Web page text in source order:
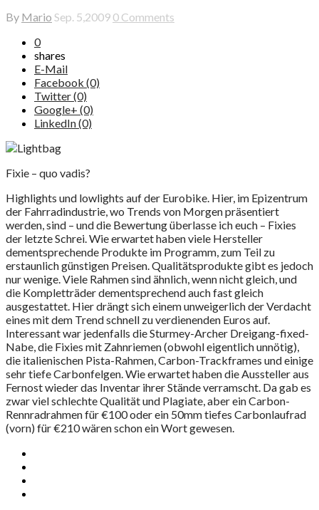
By Mario Sep. 5,2009 0 Comments
0
shares
E-Mail
Facebook (0)
Twitter (0)
Google+ (0)
LinkedIn (0)
Fixie – quo vadis?
Highlights und lowlights auf der Eurobike. Hier, im Epizentrum
der Fahrradindustrie, wo Trends von Morgen präsentiert
werden, sind – und die Bewertung überlasse ich euch – Fixies
der letzte Schrei. Wie erwartet haben viele Hersteller
dementsprechende Produkte im Programm, zum Teil zu
erstaunlich günstigen Preisen. Qualitätsprodukte gibt es jedoch
nur wenige. Viele Rahmen sind ähnlich, wenn nicht gleich, und
die Kompletträder dementsprechend auch fast gleich
ausgestattet. Hier drängt sich einem unweigerlich der Verdacht
eines mit dem Trend schnell zu verdienenden Euros auf.
Interessant war jedenfalls die Sturmey-Archer Dreigang-fixed-
Nabe, die Fixies mit Zahnriemen (obwohl eigentlich unnötig),
die italienischen Pista-Rahmen, Carbon-Trackframes und einige
sehr tiefe Carbonfelgen. Wie erwartet haben die Aussteller aus
Fernost wieder das Inventar ihrer Stände verramscht. Da gab es
zwar viel schlechte Qualität und Plagiate, aber ein Carbon-
Rennradrahmen für €100 oder ein 50mm tiefes Carbonlaufrad
(vorn) für €210 wären schon ein Wort gewesen.